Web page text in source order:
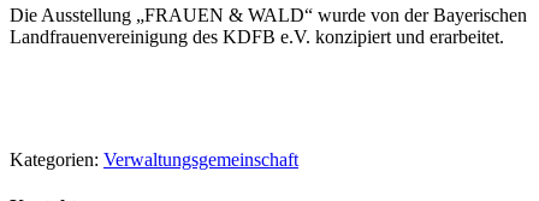
Die Ausstellung „FRAUEN & WALD“ wurde von der Bayerischen
Landfrauenvereinigung des KDFB e.V. konzipiert und erarbeitet.
Kategorien: Verwaltungsgemeinschaft